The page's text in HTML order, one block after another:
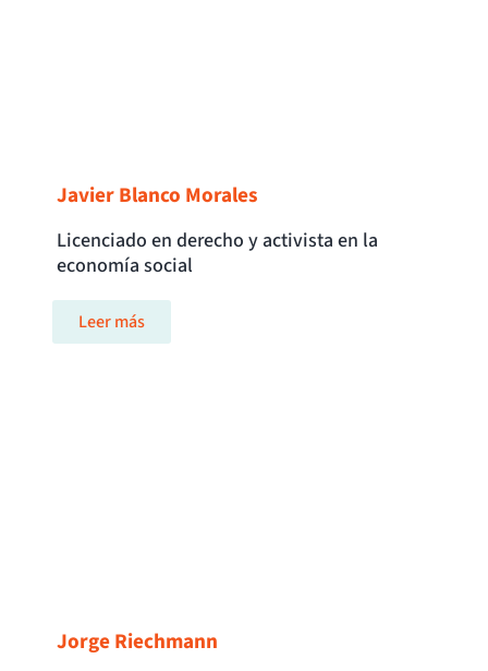
Javier Blanco Morales
Licenciado en derecho y activista en la
economía social
Leer más
Jorge Riechmann